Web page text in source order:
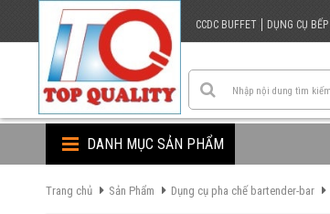
CCDC BUFFET DỤNG CỤ BẾP
DANH MỤC SẢN PHẨM
Trang chủ Sản Phẩm Dụng cụ pha chế bartender-bar